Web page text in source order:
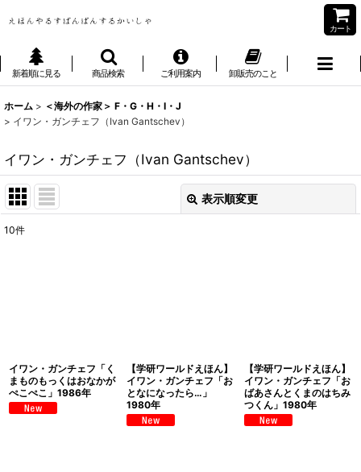
カート
新着順に見る 商品検索 ご利用案内 卸販売のこと
ホーム > ＜海外の作家＞ F・G・H・I・J
> イワン・ガンチェフ（Ivan Gantschev）
イワン・ガンチェフ（Ivan Gantschev）
表示順変更
10件
イワン・ガンチェフ「く
まものもっくはおなかが
ぺこぺこ」1986年
【学研ワールドえほん】
イワン・ガンチェフ「お
となになったら…」
1980年
【学研ワールドえほん】
イワン・ガンチェフ「お
ばあさんとくまのはちみ
つくん」1980年